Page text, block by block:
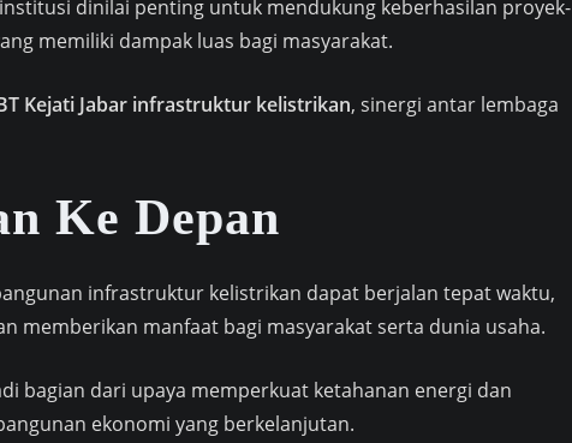
dinilai penting untuk mendukung keberhasilan proyek-
memiliki dampak luas bagi masyarakat.
Kejati Jabar infrastruktur kelistrikan, sinergi antar lembaga
Ke Depan
infrastruktur kelistrikan dapat berjalan tepat waktu,
memberikan manfaat bagi masyarakat serta dunia usaha.
bagian dari upaya memperkuat ketahanan energi dan
ekonomi yang berkelanjutan.